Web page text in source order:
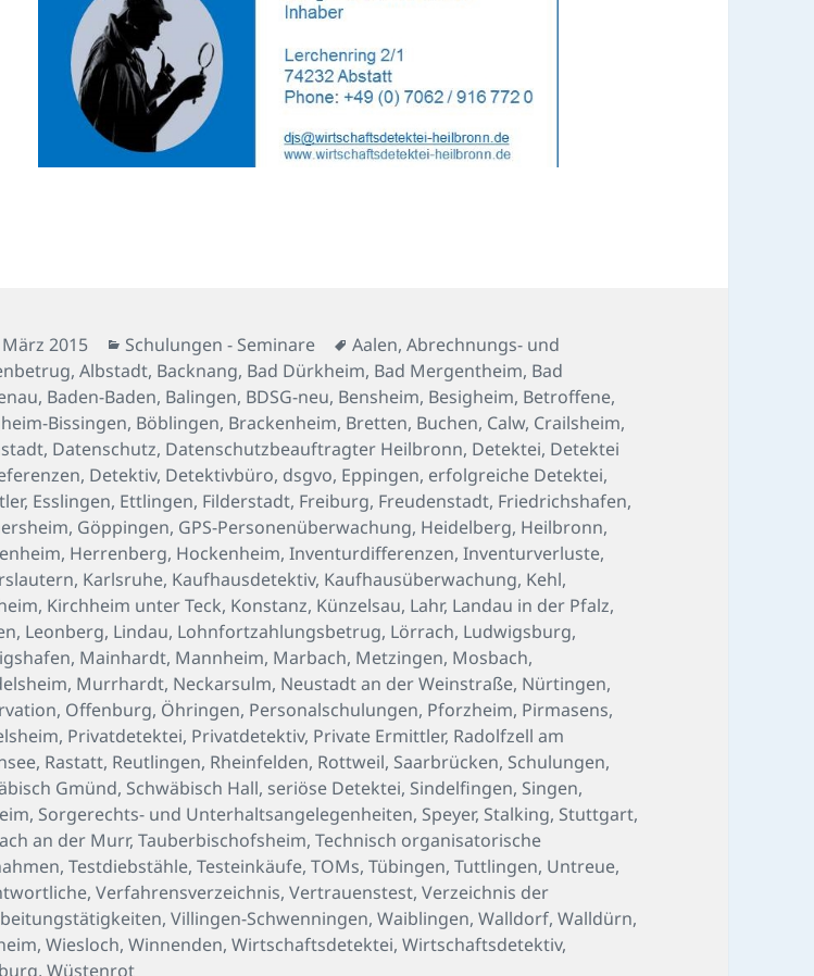
März 2015 Kategorien
Schulungen - Seminare Schlagwörter
Aalen,Abrechnungs- und
,Albstadt, Backnang, Bad Dürkheim, Bad Mergentheim, Bad
, Baden-Baden, Balingen, BDSG-neu, Bensheim, Besigheim, Betroffene,
Bissingen, Böblingen, Brackenheim, Bretten, Buchen, Calw, Crailsheim,
, Datenschutz, Datenschutzbeauftragter Heilbronn, Detektei, Detektei
, Detektiv, Detektivbüro, dsgvo, Eppingen, erfolgreiche Detektei,
, Esslingen, Ettlingen, Filderstadt, Freiburg, Freudenstadt, Friedrichshafen,
, Göppingen, GPS-Personenüberwachung, Heidelberg, Heilbronn,
, Herrenberg, Hockenheim,Inventurdifferenzen,Inventurverluste,
, Karlsruhe, Kaufhausdetektiv, Kaufhausüberwachung, Kehl,
, Kirchheim unter Teck, Konstanz, Künzelsau, Lahr, Landau in der Pfalz,
, Leonberg, Lindau, Lohnfortzahlungsbetrug, Lörrach, Ludwigsburg,
, Mainhardt, Mannheim, Marbach, Metzingen, Mosbach,
, Murrhardt, Neckarsulm, Neustadt an der Weinstraße, Nürtingen,
, Offenburg, Öhringen, Personalschulungen, Pforzheim, Pirmasens,
, Privatdetektei, Privatdetektiv, Private Ermittler, Radolfzell am
, Rastatt, Reutlingen, Rheinfelden, Rottweil, Saarbrücken, Schulungen,
Gmünd, Schwäbisch Hall, seriöse Detektei, Sindelfingen, Singen,
, Sorgerechts- und Unterhaltsangelegenheiten, Speyer, Stalking, Stuttgart,
an der Murr,Tauberbischofsheim,Technisch organisatorische
,Testdiebstähle,Testeinkäufe,TOMs,Tübingen,Tuttlingen, Untreue,
,Verfahrensverzeichnis,Vertrauenstest,Verzeichnis der
,Villingen-Schwenningen,Waiblingen,Walldorf,Walldürn,
,Wiesloch,Winnenden,Wirtschaftsdetektei,Wirtschaftsdetektiv,
,Wüstenrot